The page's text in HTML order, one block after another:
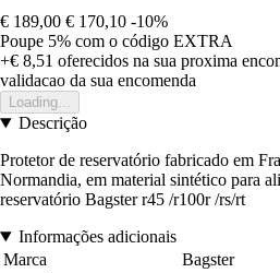
€ 189,00 € 170,10 -10%
Poupe 5% com o código EXTRA
+€ 8,51 oferecidos na sua proxima
validacao da sua encomenda
Loading...
Descrição
Protetor de reservatório fabricado em
Normandia, em material sintético para
reservatório Bagster r45 /r100r /rs/rt
Informações adicionais
Marca
Bagster